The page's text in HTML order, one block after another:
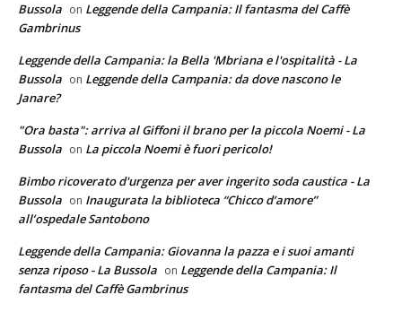
Bussola on Leggende della Campania: Il fantasma del Caffè
Gambrinus
Leggende della Campania: la Bella 'Mbriana e l'ospitalità - La
Bussola on Leggende della Campania: da dove nascono le
Janare?
"Ora basta": arriva al Giffoni il brano per la piccola Noemi - La
Bussola on La piccola Noemi è fuori pericolo!
Bimbo ricoverato d'urgenza per aver ingerito soda caustica - La
Bussola on Inaugurata la biblioteca “Chicco d’amore”
all’ospedale Santobono
Leggende della Campania: Giovanna la pazza e i suoi amanti
senza riposo - La Bussola on Leggende della Campania: Il
fantasma del Caffè Gambrinus